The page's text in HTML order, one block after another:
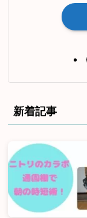
新着記事